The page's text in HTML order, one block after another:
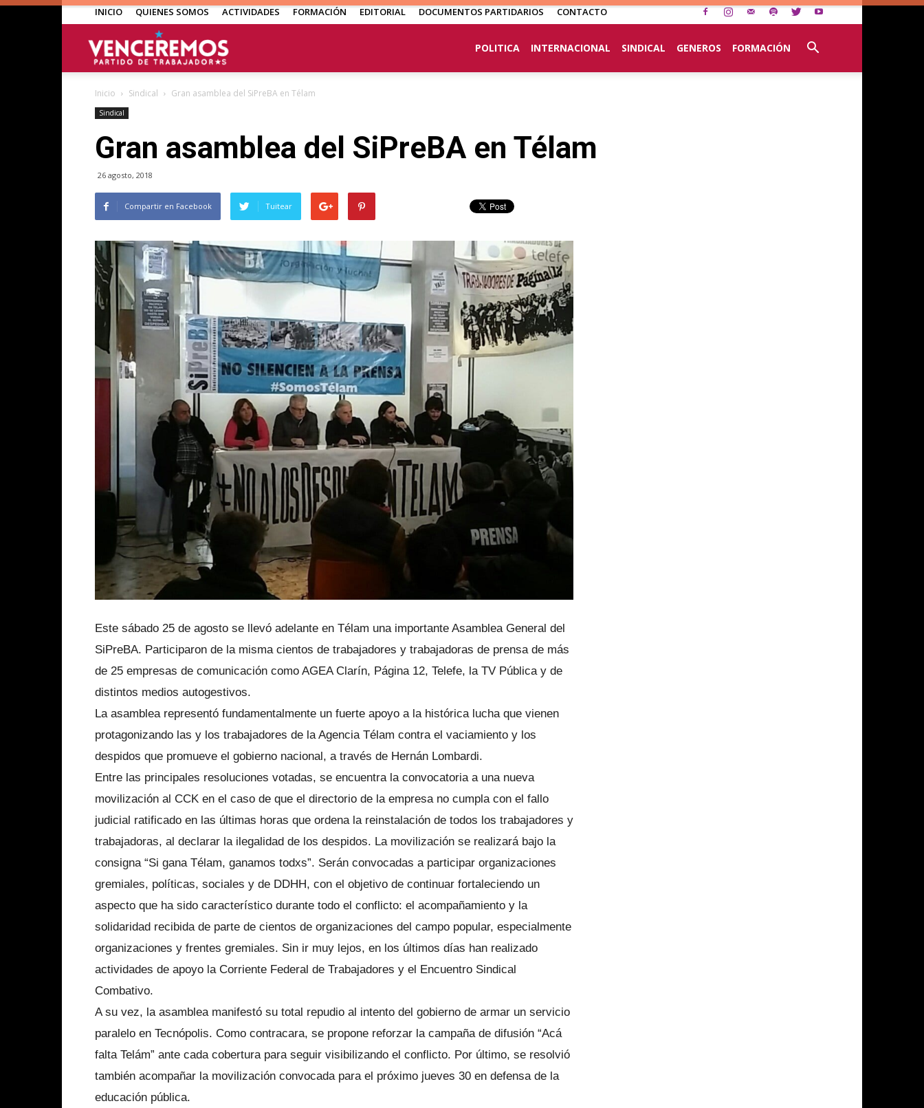
INICIO QUIENES SOMOS ACTIVIDADES FORMACIÓN EDITORIAL DOCUMENTOS PARTIDARIOS CONTACTO
POLITICA INTERNACIONAL SINDICAL GENEROS FORMACIÓN
Inicio Sindical Gran asamblea del SiPreBA en Télam
Sindical
Gran asamblea del SiPreBA en Télam
26 agosto, 2018
Compartir en Facebook Tuitear
Este sábado 25 de agosto se llevó adelante en Télam una importante Asamblea General del
SiPreBA. Participaron de la misma cientos de trabajadores y trabajadoras de prensa de más
de 25 empresas de comunicación como AGEA Clarín, Página 12, Telefe, la TV Pública y de
distintos medios autogestivos.
La asamblea representó fundamentalmente un fuerte apoyo a la histórica lucha que vienen
protagonizando las y los trabajadores de la Agencia Télam contra el vaciamiento y los
despidos que promueve el gobierno nacional, a través de Hernán Lombardi.
Entre las principales resoluciones votadas, se encuentra la convocatoria a una nueva
movilización al CCK en el caso de que el directorio de la empresa no cumpla con el fallo
judicial ratificado en las últimas horas que ordena la reinstalación de todos los trabajadores y
trabajadoras, al declarar la ilegalidad de los despidos. La movilización se realizará bajo la
consigna “Si gana Télam, ganamos todxs”. Serán convocadas a participar organizaciones
gremiales, políticas, sociales y de DDHH, con el objetivo de continuar fortaleciendo un
aspecto que ha sido característico durante todo el conflicto: el acompañamiento y la
solidaridad recibida de parte de cientos de organizaciones del campo popular, especialmente
organizaciones y frentes gremiales. Sin ir muy lejos, en los últimos días han realizado
actividades de apoyo la Corriente Federal de Trabajadores y el Encuentro Sindical
Combativo.
A su vez, la asamblea manifestó su total repudio al intento del gobierno de armar un servicio
paralelo en Tecnópolis. Como contracara, se propone reforzar la campaña de difusión “Acá
falta Telám” ante cada cobertura para seguir visibilizando el conflicto. Por último, se resolvió
también acompañar la movilización convocada para el próximo jueves 30 en defensa de la
educación pública.